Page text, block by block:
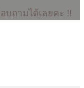
บถามได้เลยคะ !!